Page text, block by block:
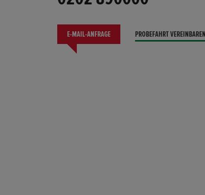
E-MAIL-ANFRAGE PROBEFAHRT VEREINBAREN